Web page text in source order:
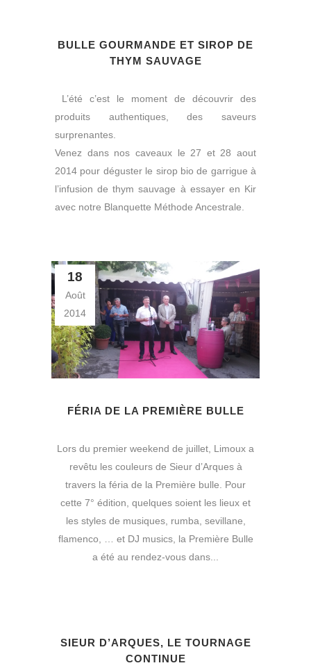
BULLE GOURMANDE ET SIROP DE
THYM SAUVAGE
L’été c’est le moment de découvrir des
produits authentiques, des saveurs
surprenantes.
Venez dans nos caveaux le 27 et 28 aout
2014 pour déguster le sirop bio de garrigue à
l’infusion de thym sauvage à essayer en Kir
avec notre Blanquette Méthode Ancestrale.
18
Août
2014
FÉRIA DE LA PREMIÈRE BULLE
Lors du premier weekend de juillet, Limoux a
revêtu les couleurs de Sieur d’Arques à
travers la féria de la Première bulle. Pour
cette 7° édition, quelques soient les lieux et
les styles de musiques, rumba, sevillane,
flamenco, … et DJ musics, la Première Bulle
a été au rendez-vous dans...
SIEUR D’ARQUES, LE TOURNAGE
CONTINUE